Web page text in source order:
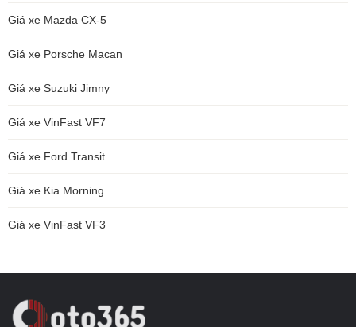
Giá xe Mazda CX-5
Giá xe Porsche Macan
Giá xe Suzuki Jimny
Giá xe VinFast VF7
Giá xe Ford Transit
Giá xe Kia Morning
Giá xe VinFast VF3